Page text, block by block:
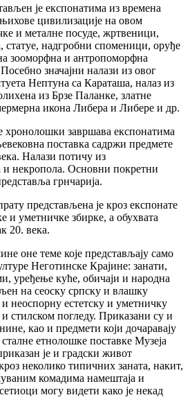
је експонатима из времена
цивилизације на овом
и металне посуде, жртвеници,
статуе, надгробни споменици, оруђе
зооморфна и антропоморфна
значајни налази из овог
Нептуна са Караташа, налаз из
из Брзе Паланке, златне
икона Либера и Либере и др.
хронолошки завршава експонатима
поставка садржи предмете
Налази потичу из
и некропола. Основни покретни
грнчарија.
представљена је кроз експонате
и уметничке збирке, a обухвата
20. векa.
оне теме које представљају само
Неготинске Крајине: занати,
уређење куће, обичаји и народнa
на сеоску српску и влашку
неоспорну естетску и уметничку
стилском погледу. Приказани су и
као и предмети који дочаравају
етнолошке поставке Музеја
је и градски живот
неколико типичних заната, накит,
комадима намештаја и
могу видети како је некад